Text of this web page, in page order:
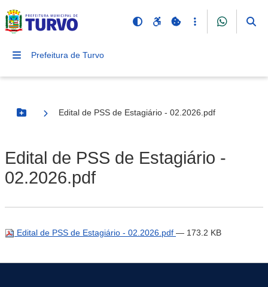
Prefeitura de Turvo
Botão Menu
Edital de PSS de Estagiário - 02.2026.pdf
Edital de PSS de Estagiário -
02.2026.pdf
Edital de PSS de Estagiário - 02.2026.pdf — 173.2 KB